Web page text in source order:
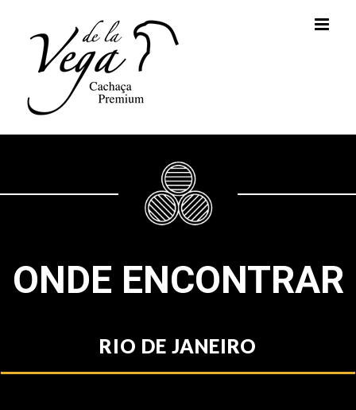
content
ONDE ENCONTRAR
RIO DE JANEIRO